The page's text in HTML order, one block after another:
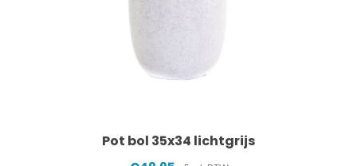
Pot bol 35x34 lichtgrijs